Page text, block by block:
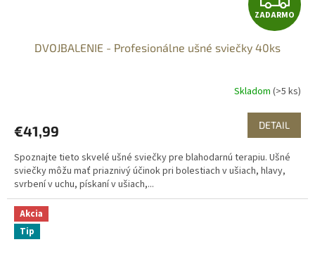
A
A
R
M
ZADARMO
DVOJBALENIE - Profesionálne ušné sviečky 40ks
Skladom (>5 ks)
€41,99 DETAIL
Spoznajte tieto skvelé ušné sviečky pre blahodarnú terapiu. Ušné
sviečky môžu mať priaznivý účinok pri bolestiach v ušiach, hlavy,
svrbení v uchu, pískaní v ušiach,...
Akcia
Tip